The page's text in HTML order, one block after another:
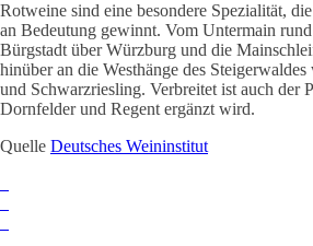
Rotweine sind eine besondere Spezialität,
an Bedeutung gewinnt. Vom Untermain
Bürgstadt über Würzburg und die
hinüber an die Westhänge des
und Schwarzriesling. Verbreitet ist auch der
Dornfelder und Regent ergänzt wird.
Quelle Deutsches Weininstitut